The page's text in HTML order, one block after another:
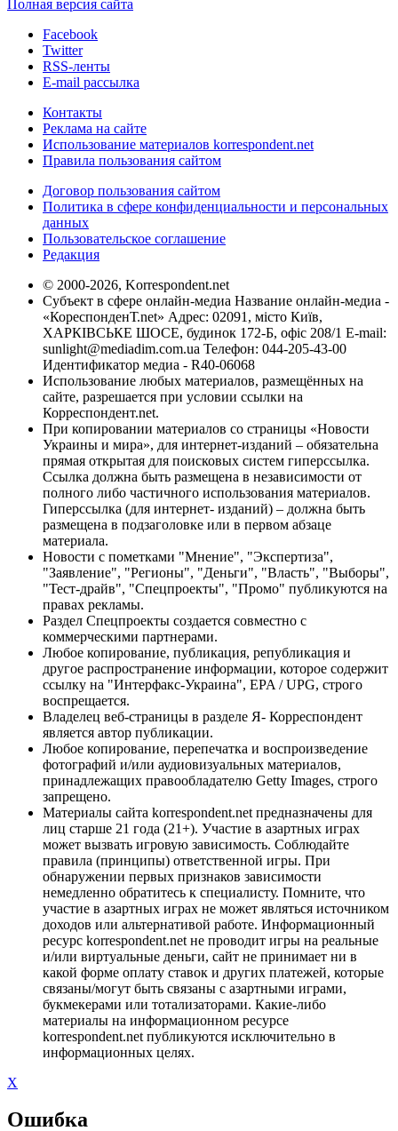
Полная версия сайта
Facebook
Twitter
RSS-ленты
E-mail рассылка
Контакты
Реклама на сайте
Использование материалов korrespondent.net
Правила пользования сайтом
Договор пользования сайтом
Политика в сфере конфиденциальности и персональных
данных
Пользовательское соглашение
Редакция
© 2000-2026, Korrespondent.net
Субъект в сфере онлайн-медиа Название онлайн-медиа -
«КореспонденТ.net» Адрес: 02091, місто Київ,
ХАРКІВСЬКЕ ШОСЕ, будинок 172-Б, офіс 208/1 E-mail:
sunlight@mediadim.com.ua Телефон: 044-205-43-00
Идентификатор медиа - R40-06068
Использование любых материалов, размещённых на
сайте, разрешается при условии ссылки на
Корреспондент.net.
При копировании материалов со страницы «Новости
Украины и мира», для интернет-изданий – обязательна
прямая открытая для поисковых систем гиперссылка.
Ссылка должна быть размещена в независимости от
полного либо частичного использования материалов.
Гиперссылка (для интернет- изданий) – должна быть
размещена в подзаголовке или в первом абзаце
материала.
Новости с пометками "Мнение", "Экспертиза",
"Заявление", "Регионы", "Деньги", "Власть", "Выборы",
"Тест-драйв", "Спецпроекты", "Промо" публикуются на
правах рекламы.
Раздел Спецпроекты создается совместно с
коммерческими партнерами.
Любое копирование, публикация, републикация и
другое распространение информации, которое содержит
ссылку на "Интерфакс-Украина", EPA / UPG, строго
воспрещается.
Владелец веб-страницы в разделе Я- Корреспондент
является автор публикации.
Любое копирование, перепечатка и воспроизведение
фотографий и/или аудиовизуальных материалов,
принадлежащих правообладателю Getty Images, строго
запрещено.
Материалы сайта korrespondent.net предназначены для
лиц старше 21 года (21+). Участие в азартных играх
может вызвать игровую зависимость. Соблюдайте
правила (принципы) ответственной игры. При
обнаружении первых признаков зависимости
немедленно обратитесь к специалисту. Помните, что
участие в азартных играх не может являться источником
доходов или альтернативой работе. Информационный
ресурс korrespondent.net не проводит игры на реальные
и/или виртуальные деньги, сайт не принимает ни в
какой форме оплату ставок и других платежей, которые
связаны/могут быть связаны с азартными играми,
букмекерами или тотализаторами. Какие-либо
материалы на информационном ресурсе
korrespondent.net публикуются исключительно в
информационных целях.
X
Ошибка